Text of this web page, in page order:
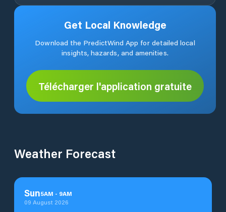
Get Local Knowledge
Download the PredictWind App for detailed local
insights, hazards, and amenities.
Télécharger l'application gratuite
Weather Forecast
Sun5AM - 9AM
09 August 2026